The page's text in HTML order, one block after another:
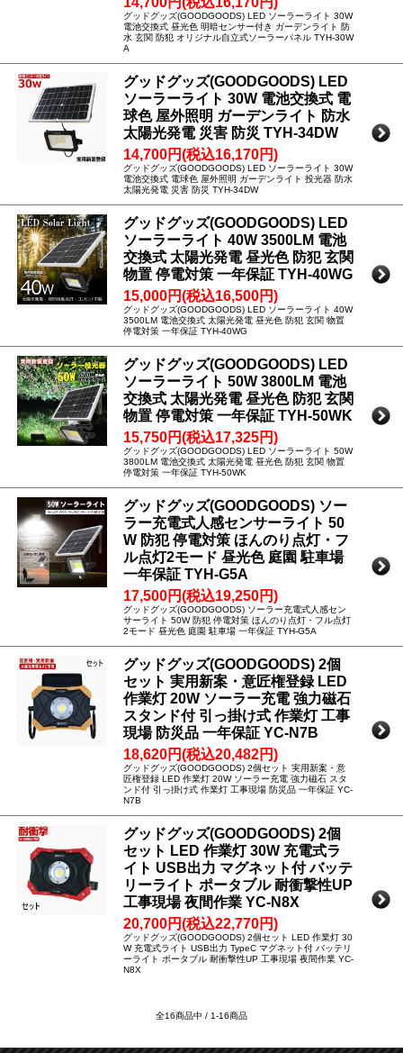
グッドグッズ(GOODGOODS) LED ソーラーライト 30W
電池交換式 昼光色 明暗センサー付き ガーデンライト 防
水 玄関 防犯 オリジナル自立式ソーラーパネル TYH-30W
A
グッドグッズ(GOODGOODS) LED
ソーラーライト 30W 電池交換式 電
球色 屋外照明 ガーデンライト 防水
太陽光発電 災害 防災 TYH-34DW
14,700円(税込16,170円)
グッドグッズ(GOODGOODS) LED ソーラーライト 30W
電池交換式 電球色 屋外照明 ガーデンライト 投光器 防水
太陽光発電 災害 防災 TYH-34DW
グッドグッズ(GOODGOODS) LED
ソーラーライト 40W 3500LM 電池
交換式 太陽光発電 昼光色 防犯 玄関
物置 停電対策 一年保証 TYH-40WG
15,000円(税込16,500円)
グッドグッズ(GOODGOODS) LED ソーラーライト 40W
3500LM 電池交換式 太陽光発電 昼光色 防犯 玄関 物置
停電対策 一年保証 TYH-40WG
グッドグッズ(GOODGOODS) LED
ソーラーライト 50W 3800LM 電池
交換式 太陽光発電 昼光色 防犯 玄関
物置 停電対策 一年保証 TYH-50WK
15,750円(税込17,325円)
グッドグッズ(GOODGOODS) LED ソーラーライト 50W
3800LM 電池交換式 太陽光発電 昼光色 防犯 玄関 物置
停電対策 一年保証 TYH-50WK
グッドグッズ(GOODGOODS) ソー
ラー充電式人感センサーライト 50
W 防犯 停電対策 ほんのり点灯・フ
ル点灯2モード 昼光色 庭園 駐車場
一年保証 TYH-G5A
17,500円(税込19,250円)
グッドグッズ(GOODGOODS) ソーラー充電式人感セン
サーライト 50W 防犯 停電対策 ほんのり点灯・フル点灯
2モード 昼光色 庭園 駐車場 一年保証 TYH-G5A
グッドグッズ(GOODGOODS) 2個
セット 実用新案・意匠権登録 LED
作業灯 20W ソーラー充電 強力磁石
スタンド付 引っ掛け式 作業灯 工事
現場 防災品 一年保証 YC-N7B
18,620円(税込20,482円)
グッドグッズ(GOODGOODS) 2個セット 実用新案・意
匠権登録 LED 作業灯 20W ソーラー充電 強力磁石 スタ
ンド付 引っ掛け式 作業灯 工事現場 防災品 一年保証 YC-
N7B
グッドグッズ(GOODGOODS) 2個
セット LED 作業灯 30W 充電式ラ
イト USB出力 マグネット付 バッテ
リーライト ポータブル 耐衝撃性UP
工事現場 夜間作業 YC-N8X
20,700円(税込22,770円)
グッドグッズ(GOODGOODS) 2個セット LED 作業灯 30
W 充電式ライト USB出力 TypeC マグネット付 バッテリ
ーライト ポータブル 耐衝撃性UP 工事現場 夜間作業 YC-
N8X
全16商品中 / 1-16商品